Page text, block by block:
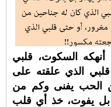
السكوت، قلبي
قلبي الذي علقته على
الحب يفنى وكم من
بل يفوت، خذ أي قلب